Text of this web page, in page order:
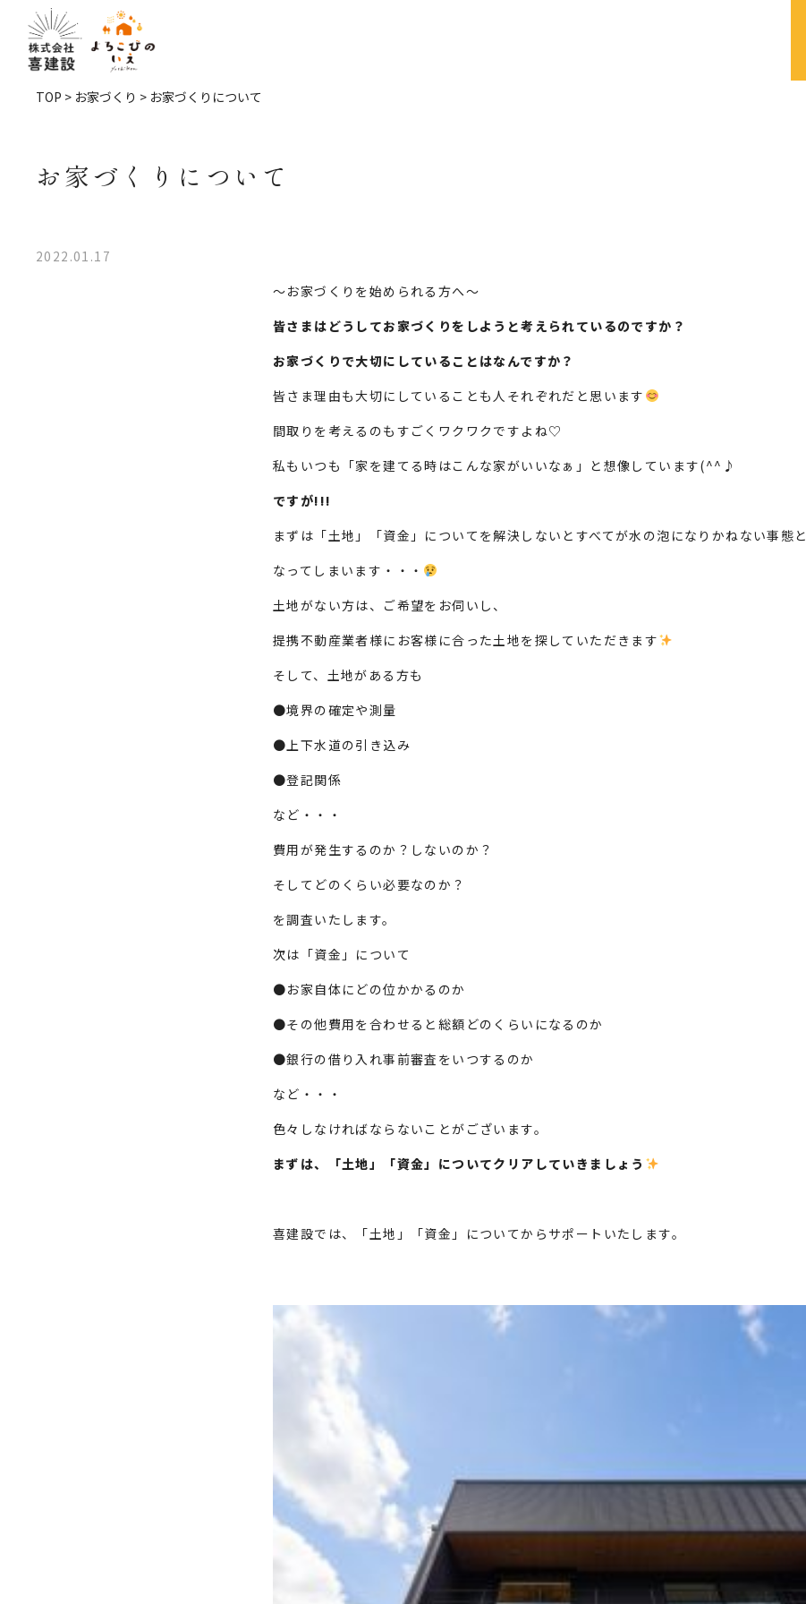
TOP > お家づくり > お家づくりについて
お家づくりについて
2022.01.17
～お家づくりを始められる方へ～
皆さまはどうしてお家づくりをしようと考えられているのですか？
お家づくりで大切にしていることはなんですか？
皆さま理由も大切にしていることも人それぞれだと思います
間取りを考えるのもすごくワクワクですよね♡
私もいつも「家を建てる時はこんな家がいいなぁ」と想像しています(^^♪
ですが!!!
まずは「土地 」「資金 」についてを解決しないとすべてが水の泡になりかねない事態と
なってしまいます・・・
土地がない方は、ご希望をお伺いし、
提携不動産業者様にお客様に合った土地を探していただきます
そして、土地がある方も
●境界の確定や測量
●上下水道の引き込み
●登記関係
など・・・
費用が発生するのか？しないのか？
そしてどのくらい必要なのか？
を調査いたします。
次は「資金」について
●お家自体にどの位かかるのか
●その他費用を合わせると総額どのくらいになるのか
●銀行の借り入れ事前審査をいつするのか
など・・・
色々しなければならないことがございます。
まずは、「土地」「資金」についてクリアしていきましょう
喜建設では、「土地」「資金」についてからサポートいたします。